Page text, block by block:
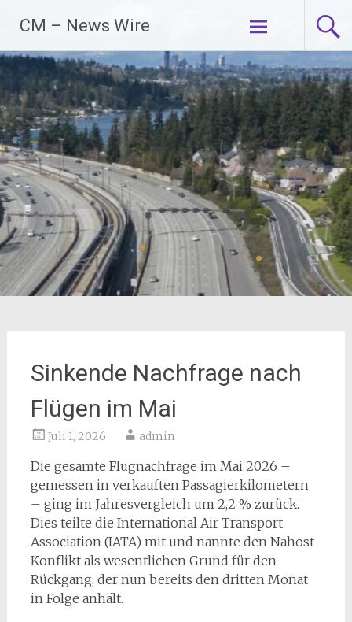
Inhalt
springen
CM – News Wire
Sinkende Nachfrage nach
Flügen im Mai
Juli 1, 2026 admin
Die gesamte Flugnachfrage im Mai 2026 –
gemessen in verkauften Passagierkilometern
– ging im Jahresvergleich um 2,2 % zurück.
Dies teilte die International Air Transport
Association (IATA) mit und nannte den Nahost-
Konflikt als wesentlichen Grund für den
Rückgang, der nun bereits den dritten Monat
in Folge anhält.